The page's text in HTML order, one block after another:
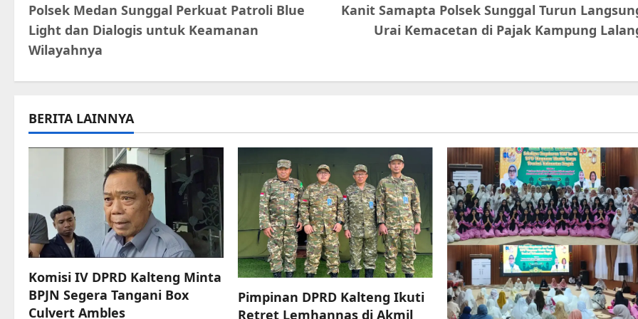
o
s
t
n
a
g
a
t
Polsek Medan Sunggal Perkuat Patroli Blue
Light dan Dialogis untuk Keamanan
Wilayahnya
Kanit Samapta Polsek Sunggal Turun
Urai Kemacetan di Pajak Kampung
BERITA LAINNYA
Komisi IV DPRD Kalteng Minta
BPJN Segera Tangani Box
Culvert Ambles
Pimpinan DPRD Kalteng Ikuti
Retret Lemhannas di Akmil